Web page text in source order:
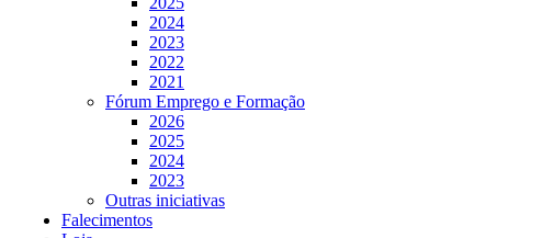
2024
2023
2022
2021
Fórum Emprego e Formação
2026
2025
2024
2023
Outras iniciativas
Falecimentos